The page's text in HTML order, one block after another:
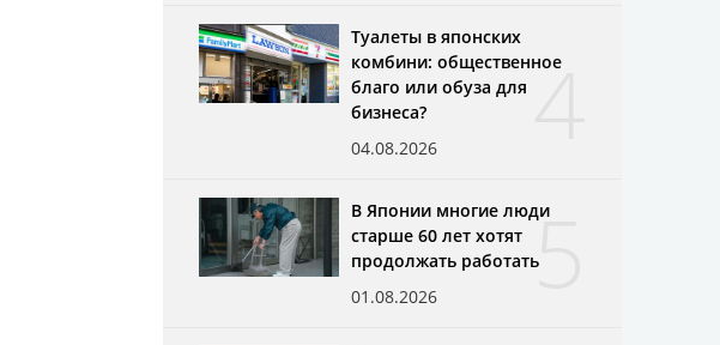
4
Туалеты в японских
комбини: общественное
благо или обуза для
бизнеса?
04.08.2026
5
В Японии многие люди
старше 60 лет хотят
продолжать работать
01.08.2026